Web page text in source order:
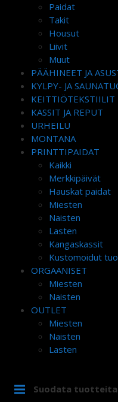
Paidat
Takit
Housut
Liivit
Muut
PÄÄHINEET JA
KYLPY- JA
KEITTIÖTEKSTIILIT
KASSIT JA REPUT
URHEILU
MONTANA
PRINTTIPAIDAT
Kaikki
Merkkipäivät
Hauskat paidat
Miesten
Naisten
Lasten
Kangaskassit
Kustomoidut
ORGAANISET
Miesten
Naisten
OUTLET
Miesten
Naisten
Lasten
Suodata tuotteita